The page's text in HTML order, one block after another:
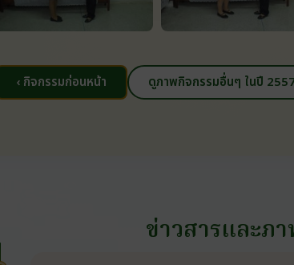
‹ กิจกรรมก่อนหน้า ดูภาพกิจกรรมอื่นๆ ในปี
ข่าวสารและภ